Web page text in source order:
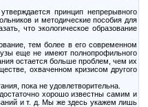
принцип непрерывного
и методические пособия для
что экологическое образование
тем более в его современном
еще не имеют полнопрофильного
остается больше проблем, чем их
охваченном кризисом другого
пока не удовлетворительна.
хорошо известны самим и
и т. д. Мы же здесь укажем лишь